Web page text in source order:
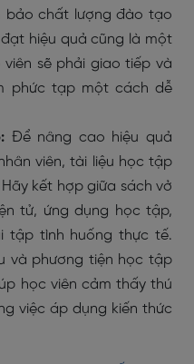
bảo chất lượng đào tạo
hiệu quả cũng là một
sẽ phải giao tiếp và
phức tạp một cách dễ
Để nâng cao hiệu quả
viên, tài liệu học tập
kết hợp giữa sách vở
tử, ứng dụng học tập,
tập tình huống thực tế.
và phương tiện học tập
học viên cảm thấy thú
việc áp dụng kiến thức